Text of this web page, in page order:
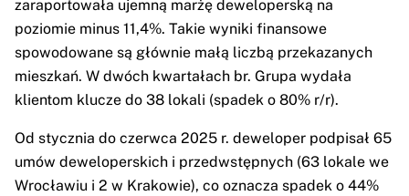
zaraportowała ujemną marżę deweloperską na
poziomie minus 11,4%. Takie wyniki finansowe
spowodowane są głównie małą liczbą przekazanych
mieszkań. W dwóch kwartałach br. Grupa wydała
klientom klucze do 38 lokali (spadek o 80% r/r).
Od stycznia do czerwca 2025 r. deweloper podpisał 65
umów deweloperskich i przedwstępnych (63 lokale we
Wrocławiu i 2 w Krakowie), co oznacza spadek o 44%